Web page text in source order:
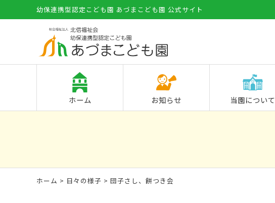
幼保連携型認定こども園 あづまこども園 公式サイト
ホーム お知らせ 当園について
ホーム > 日々の様子 > 団子さし、餅つき会